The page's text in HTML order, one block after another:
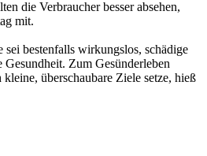
die Verbraucher besser absehen,
mit.
bestenfalls wirkungslos, schädige
Zum Gesünderleben
kleine, überschaubare Ziele setze, hieß